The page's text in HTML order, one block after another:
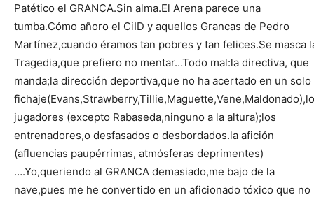
Patético el GRANCA.Sin alma.El Arena parece una
tumba.Cómo añoro el CiID y aquellos Grancas de Pedro
Martínez,cuando éramos tan pobres y tan felices.Se masca
Tragedia,que prefiero no mentar…Todo mal:la directiva, que
manda;la dirección deportiva,que no ha acertado en un solo
jugadores (excepto Rabaseda,ninguno a la altura);los
entrenadores,o desfasados o desbordados.la afición
(afluencias paupérrimas, atmósferas deprimentes)
….Yo,queriendo al GRANCA demasiado,me bajo de la
nave,pues me he convertido en un aficionado tóxico que no